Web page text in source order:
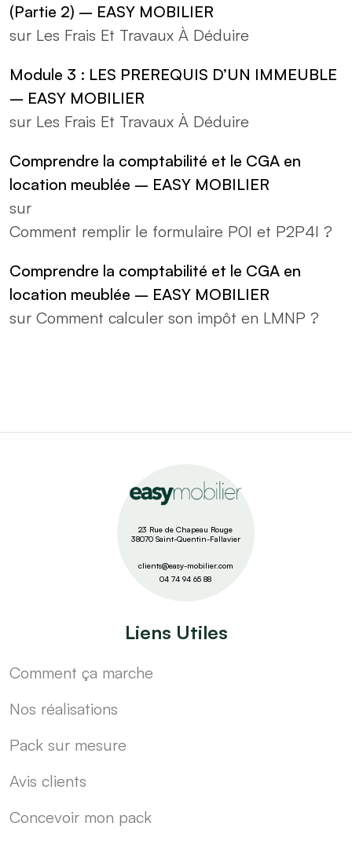
(Partie 2) – EASY MOBILIER
sur Les Frais Et Travaux À Déduire
Module 3 : LES PREREQUIS D’UN IMMEUBLE
– EASY MOBILIER
sur Les Frais Et Travaux À Déduire
Comprendre la comptabilité et le CGA en
location meublée – EASY MOBILIER
sur
Comment remplir le formulaire P0I et P2P4I ?
Comprendre la comptabilité et le CGA en
location meublée – EASY MOBILIER
sur Comment calculer son impôt en LMNP ?
23 Rue de Chapeau Rouge
38070 Saint-Quentin-Fallavier
clients@easy-mobilier.com
04 74 94 65 88
Liens Utiles
Comment ça marche
Nos réalisations
Pack sur mesure
Avis clients
Concevoir mon pack